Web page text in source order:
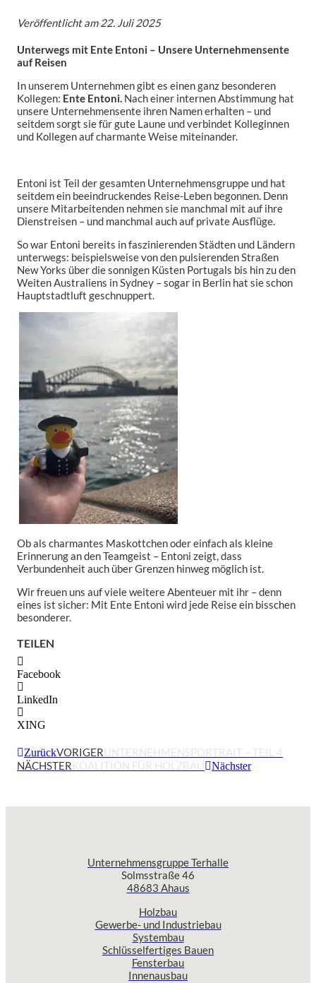
Veröffentlicht am22. Juli 2025
Unterwegs mit Ente Entoni – Unsere Unternehmensente
auf Reisen
In unserem Unternehmen gibt es einen ganz besonderen
Kollegen: Ente Entoni. Nach einer internen Abstimmung hat
unsere Unternehmensente ihren Namen erhalten – und
seitdem sorgt sie für gute Laune und verbindet Kolleginnen
und Kollegen auf charmante Weise miteinander.
Entoni ist Teil der gesamten Unternehmensgruppe und hat
seitdem ein beeindruckendes Reise-Leben begonnen. Denn
unsere Mitarbeitenden nehmen sie manchmal mit auf ihre
Dienstreisen – und manchmal auch auf private Ausflüge.
So war Entoni bereits in faszinierenden Städten und Ländern
unterwegs: beispielsweise von den pulsierenden Straßen
New Yorks über die sonnigen Küsten Portugals bis hin zu den
Weiten Australiens in Sydney – sogar in Berlin hat sie schon
Hauptstadtluft geschnuppert.
Ob als charmantes Maskottchen oder einfach als kleine
Erinnerung an den Teamgeist – Entoni zeigt, dass
Verbundenheit auch über Grenzen hinweg möglich ist.
Wir freuen uns auf viele weitere Abenteuer mit ihr – denn
eines ist sicher: Mit Ente Entoni wird jede Reise ein bisschen
besonderer.
TEILEN
Facebook
LinkedIn
XING
ZurückVORIGERUNTERNEHMENSPORTRAIT – TEIL 4
NÄCHSTERKOALITION FÜR HOLZBAU Nächster
Unternehmensgruppe Terhalle
Solmsstraße 46
48683 Ahaus
Holzbau
Gewerbe- und Industriebau
Systembau
Schlüsselfertiges Bauen
Fensterbau
Innenausbau